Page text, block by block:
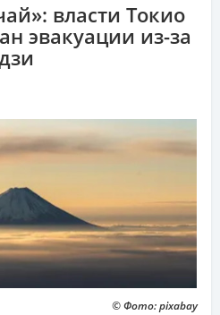
власти Токио
эвакуации из-за
© Фото: pixabay